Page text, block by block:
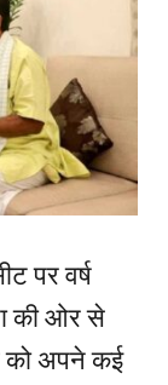
पर वर्ष
की ओर से
को अपने कई